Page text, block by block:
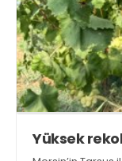
Yüksek